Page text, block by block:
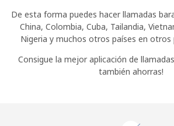
Continuar con
De esta forma puedes hacer llamadas
China, Colombia, Cuba, Tailandia,
Nigeria y muchos otros países en otros
Consigue la mejor aplicación de
también ahorras!